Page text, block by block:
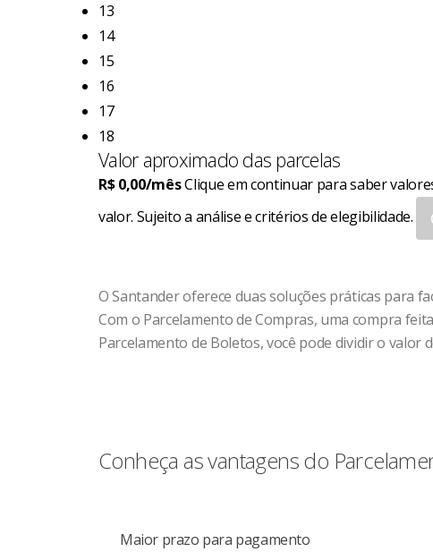
13
14
15
16
17
18
Valor aproximado das parcelas
R$ 0,00/mêsClique em continuar para saber
valor. Sujeito a análise e critérios de elegibilidade.
O Santander oferece duas soluções práticas para
Com o Parcelamento de Compras, uma compra
Parcelamento de Boletos, você pode dividir o valor
Conheça as vantagens do
Maior prazo para pagamento